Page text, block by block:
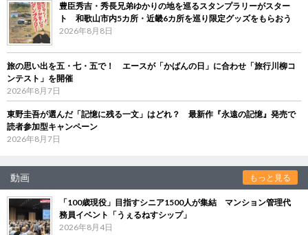
豊臣秀吉・秀長兄弟ゆかりの地を巡るスタンプラリーがスター
ト 和歌山市内5カ所・近畿6カ所を巡り限定グッズをもらおう
2026年8月8日
旅の思い出を五・七・五で！ エースが「かばんの日」に合わせ「旅行川柳コ
ンテスト」を開催
2026年8月7日
東野圭吾が選んだ「記憶に残る一文」はどれ？ 最新作『永遠の記憶』発売で
読者参加型キャンペーン
2026年8月7日
動画 もっと見る
「100歳現役」目指すシニア1500人が集結 マンション管理代
務員イベント「うぇるねすシップ」
2026年8月4日